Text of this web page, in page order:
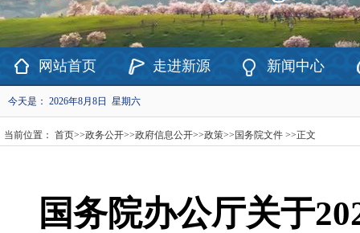
网站首页 走进新源 新闻中心
今天是： 2026年8月8日 星期六
当前位置： 首页>>政务公开>>政府信息公开>>政策>> 国务院文件 >>正文
国务院办公厅关于